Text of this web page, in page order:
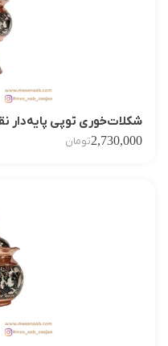
شکلات‌خوری توپی پایه‌دار
2,730,000تومان